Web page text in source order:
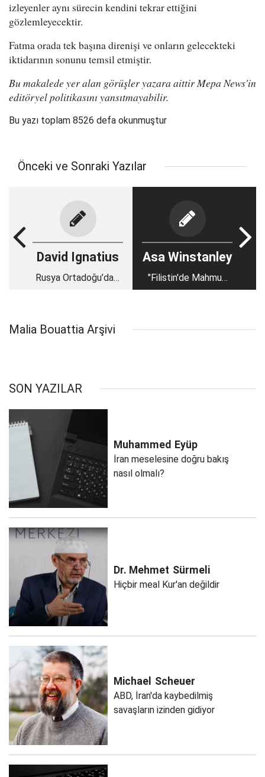
izleyenler aynı sürecin kendini tekrar ettiğini
gözlemleyecektir.
Fatma orada tek başına direnişi ve onların gelecekteki
iktidarının sonunu temsil etmiştir.
Bu makalede yer alan görüşler yazara aittir Mepa News'in
editöryel politikasını yansıtmayabilir.
Bu yazı toplam 8526 defa okunmuştur
Önceki ve Sonraki Yazılar
David Ignatius
Rusya Ortadoğu’daki
Asa Winstanley
"Filistin'de Mahmud
Abbas rejimi İsrail'in
Malia Bouattia Arşivi
SON YAZILAR
Muhammed Eyüp
İran meselesine doğru bakış
nasıl olmalı?
Dr. Mehmet Sürmeli
Hiçbir meal Kur'an değildir
Michael Scheuer
ABD, İran'da kaybedilmiş
savaşların izinden gidiyor